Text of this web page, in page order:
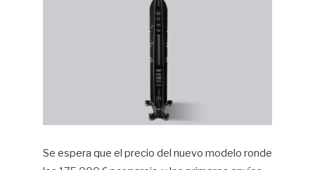
Se espera que el precio del nuevo modelo ronde